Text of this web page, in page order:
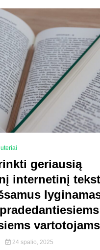
geriausią
internetinį
vartotojams
24 spalio, 2025